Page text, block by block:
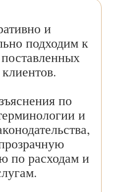
и
подходим к
по
и
по расходам и